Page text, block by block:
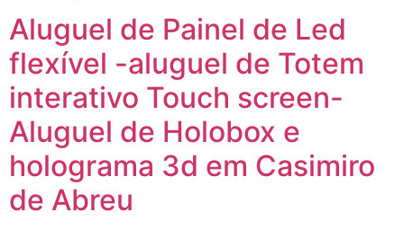
Aluguel de Painel de Led
flexível -aluguel de Totem
interativo Touch screen-
Aluguel de Holobox e
holograma 3d em Casimiro
de Abreu